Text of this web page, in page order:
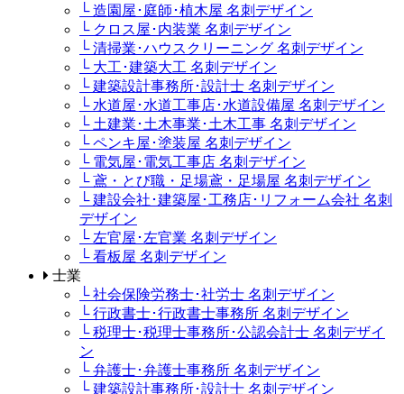
└ 造園屋･庭師･植木屋 名刺デザイン
└ クロス屋･内装業 名刺デザイン
└ 清掃業･ハウスクリーニング 名刺デザイン
└ 大工･建築大工 名刺デザイン
└ 建築設計事務所･設計士 名刺デザイン
└ 水道屋･水道工事店･水道設備屋 名刺デザイン
└ 土建業･土木事業･土木工事 名刺デザイン
└ ペンキ屋･塗装屋 名刺デザイン
└ 電気屋･電気工事店 名刺デザイン
└ 鳶・とび職・足場鳶・足場屋 名刺デザイン
└ 建設会社･建築屋･工務店･リフォーム会社 名刺
デザイン
└ 左官屋･左官業 名刺デザイン
└ 看板屋 名刺デザイン
士業
└ 社会保険労務士･社労士 名刺デザイン
└ 行政書士･行政書士事務所 名刺デザイン
└ 税理士･税理士事務所･公認会計士 名刺デザイ
ン
└ 弁護士･弁護士事務所 名刺デザイン
└ 建築設計事務所･設計士 名刺デザイン